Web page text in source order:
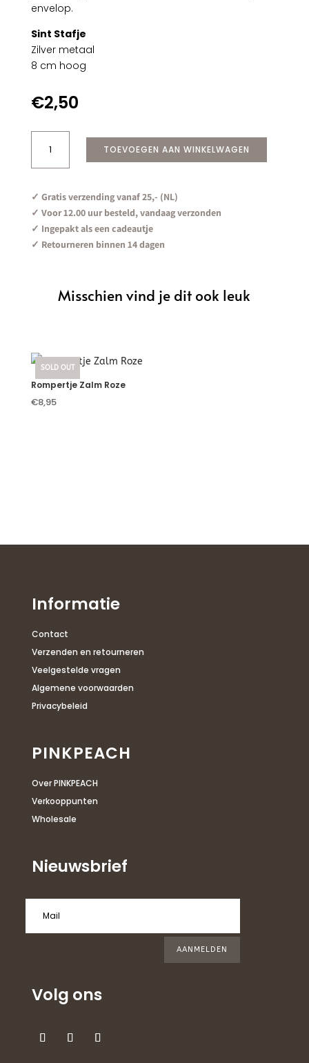
envelop.
Sint Stafje
Zilver metaal
8 cm hoog
€2,50
Stafje
Zilver
stuks
aantal
TOEVOEGEN AAN WINKELWAGEN
✓ Gratis verzending vanaf 25,- (NL)
✓ Voor 12.00 uur besteld, vandaag verzonden
✓ Ingepakt als een cadeautje
✓ Retourneren binnen 14 dagen
Misschien vind je dit ook leuk
SOLD OUT
Rompertje Zalm Roze
€8,95
Informatie
Contact
Verzenden en retourneren
Veelgestelde vragen
Algemene voorwaarden
Privacybeleid
PINKPEACH
Over PINKPEACH
Verkooppunten
Wholesale
Nieuwsbrief
AANMELDEN
Volg ons